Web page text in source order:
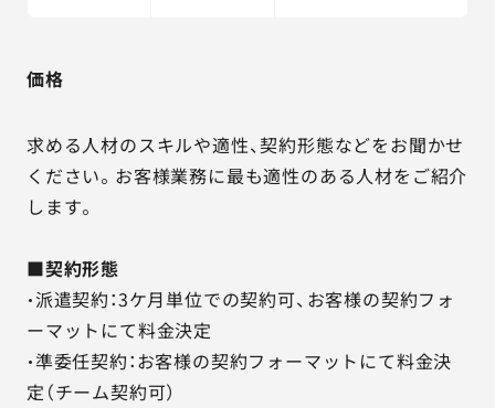
価格
求める人材のスキルや適性、契約形態などをお聞かせ
ください。お客様業務に最も適性のある人材をご紹介
します。
■契約形態
・派遣契約：3ケ月単位での契約可、お客様の契約フォ
ーマットにて料金決定
・準委任契約：お客様の契約フォーマットにて料金決
定（チーム契約可）